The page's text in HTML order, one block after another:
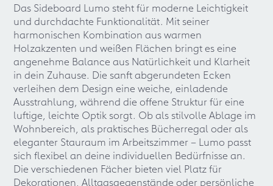
Das Sideboard Lumo steht für moderne Leichtigkeit
und durchdachte Funktionalität. Mit seiner
harmonischen Kombination aus warmen
Holzakzenten und weißen Flächen bringt es eine
angenehme Balance aus Natürlichkeit und Klarheit
in dein Zuhause. Die sanft abgerundeten Ecken
verleihen dem Design eine weiche, einladende
Ausstrahlung, während die offene Struktur für eine
luftige, leichte Optik sorgt. Ob als stilvolle Ablage im
Wohnbereich, als praktisches Bücherregal oder als
eleganter Stauraum im Arbeitszimmer – Lumo passt
sich flexibel an deine individuellen Bedürfnisse an.
Die verschiedenen Fächer bieten viel Platz für
Dekorationen, Alltagsgegenstände oder persönliche